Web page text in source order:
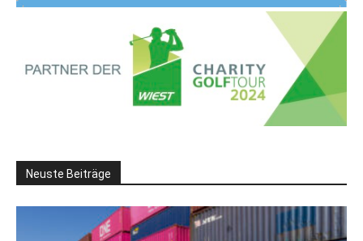
Neuste Beiträge